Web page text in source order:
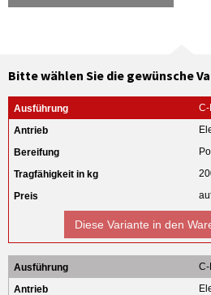
Bitte wählen Sie die gewünsche
C-
Diese Variante in den
C-